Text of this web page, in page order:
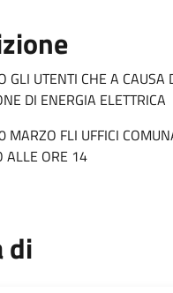
GLI UTENTI CHE A CAUSA
DI ENERGIA ELETTRICA
MARZO FLI UFFICI
ALLE ORE 14
di